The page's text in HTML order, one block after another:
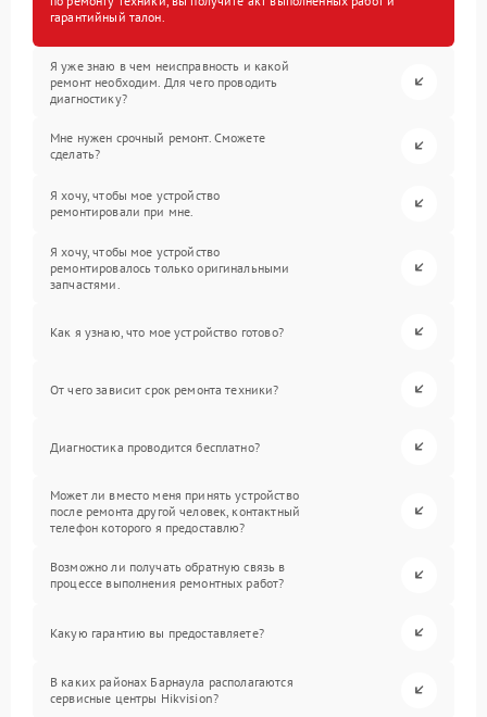
гарантийный талон.
Я уже знаю в чем неисправность и какой
ремонт необходим. Для чего проводить
диагностику?
Мне нужен срочный ремонт. Сможете
сделать?
Я хочу, чтобы мое устройство
ремонтировали при мне.
Я хочу, чтобы мое устройство
ремонтировалось только оригинальными
запчастями.
Как я узнаю, что мое устройство готово?
От чего зависит срок ремонта техники?
Диагностика проводится бесплатно?
Может ли вместо меня принять устройство
после ремонта другой человек, контактный
телефон которого я предоставлю?
Возможно ли получать обратную связь в
процессе выполнения ремонтных работ?
Какую гарантию вы предоставляете?
В каких районах Барнаула располагаются
сервисные центры Hikvision?